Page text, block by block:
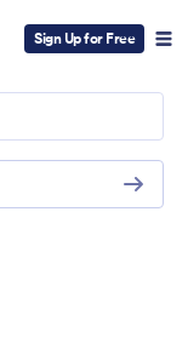
Sign Up for Free